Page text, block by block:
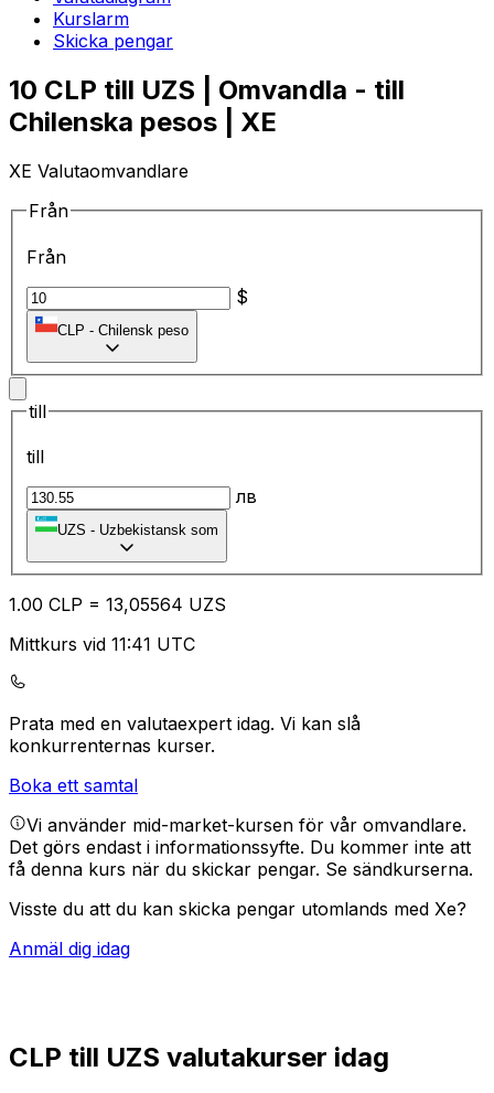
Kurslarm
Skicka pengar
10 CLP till UZS | Omvandla - till
Chilenska pesos | XE
XE Valutaomvandlare
Från
Från
$
CLP - Chilensk peso
till
till
лв
UZS - Uzbekistansk som
1.00 CLP = 13,05564 UZS
Mittkurs vid 11:41 UTC
Prata med en valutaexpert idag. Vi kan slå
konkurrenternas kurser.
Boka ett samtal
Vi använder mid-market-kursen för vår omvandlare.
Det görs endast i informationssyfte. Du kommer inte att
få denna kurs när du skickar pengar. Se sändkurserna.
Visste du att du kan skicka pengar utomlands med Xe?
Anmäl dig idag
CLP till UZS valutakurser idag